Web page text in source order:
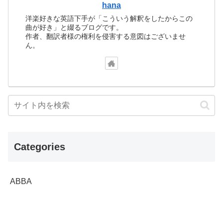
hana
洋楽好きな英語下手が「こういう解釈をしたからこの
曲が好き」と綴るブログです。
作者、翻訳者様の権利を侵害する意図はございませ
ん。
Categories
ABBA